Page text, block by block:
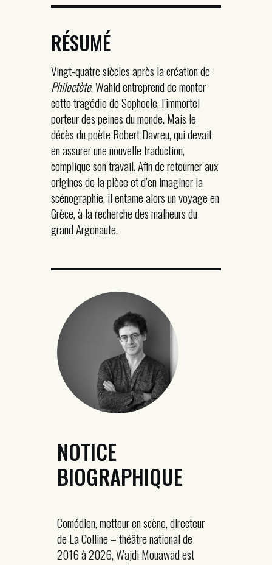
RÉSUMÉ
Vingt-quatre siècles après la création de
Philoctète, Wahid entreprend de monter
cette tragédie de Sophocle, l’immortel
porteur des peines du monde. Mais le
décès du poète Robert Davreu, qui devait
en assurer une nouvelle traduction,
complique son travail. Afin de retourner aux
origines de la pièce et d’en imaginer la
scénographie, il entame alors un voyage en
Grèce, à la recherche des malheurs du
grand Argonaute.
NOTICE
BIOGRAPHIQUE
Comédien, metteur en scène, directeur
de La Colline – théâtre national de
2016 à 2026, Wajdi Mouawad est